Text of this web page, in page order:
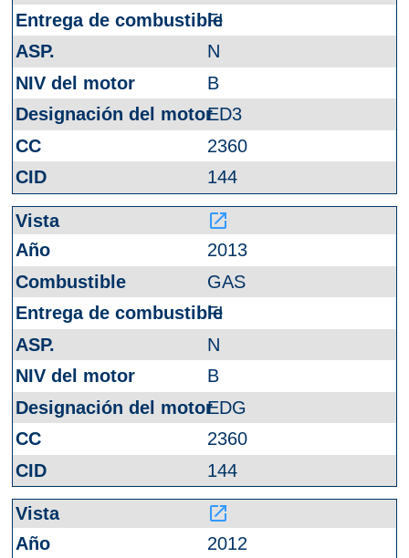
FI
N
B
ED3
2360
144
launch
2013
GAS
FI
N
B
EDG
2360
144
launch
2012